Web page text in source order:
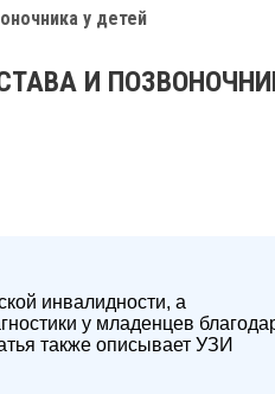
у детей
И
инвалидности, а
у младенцев
также описывает УЗИ